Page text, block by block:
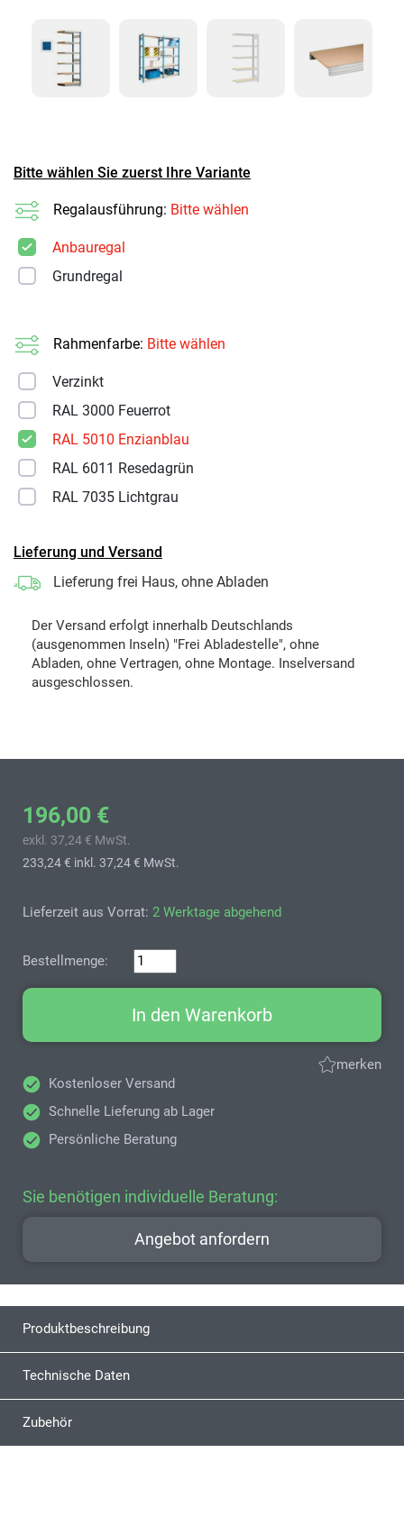
Bitte wählen Sie zuerst Ihre Variante
Regalausführung: Bitte wählen
Anbauregal
Grundregal
Rahmenfarbe: Bitte wählen
Verzinkt
RAL 3000 Feuerrot
RAL 5010 Enzianblau
RAL 6011 Resedagrün
RAL 7035 Lichtgrau
Lieferung und Versand
Lieferung frei Haus, ohne Abladen
Der Versand erfolgt innerhalb Deutschlands
(ausgenommen Inseln) "Frei Abladestelle", ohne
Abladen, ohne Vertragen, ohne Montage. Inselversand
ausgeschlossen.
196,00 €
exkl. 37,24 € MwSt.
233,24 € inkl. 37,24 € MwSt.
Lieferzeit aus Vorrat: 2 Werktage abgehend
Bestellmenge:
In den Warenkorb
merken
Kostenloser Versand
Schnelle Lieferung ab Lager
Persönliche Beratung
Sie benötigen individuelle Beratung:
Angebot anfordern
Produktbeschreibung
Technische Daten
Zubehör